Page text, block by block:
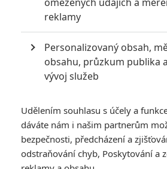
DISKUZE
reklamy
Personalizovaný obsah,
obsahu, průzkum publika a
vývoj služeb
Udělením souhlasu s účely a
dáváte nám i našim partnerům
bezpečnosti, předcházení a
odstraňování chyb, Poskytování a